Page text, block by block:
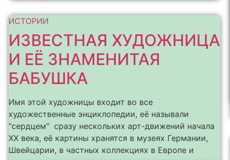
ИСТОРИИ
ИЗВЕСТНАЯ ХУДОЖНИЦА
И ЕЁ ЗНАМЕНИТАЯ
БАБУШКА
Имя этой художницы входит во все
художественные энциклопедии, её называли
"сердцем" сразу нескольких арт-движений начала
ХХ века, её картины хранятся в музеях Германии,
Швейцарии, в частных коллекциях в Европе и